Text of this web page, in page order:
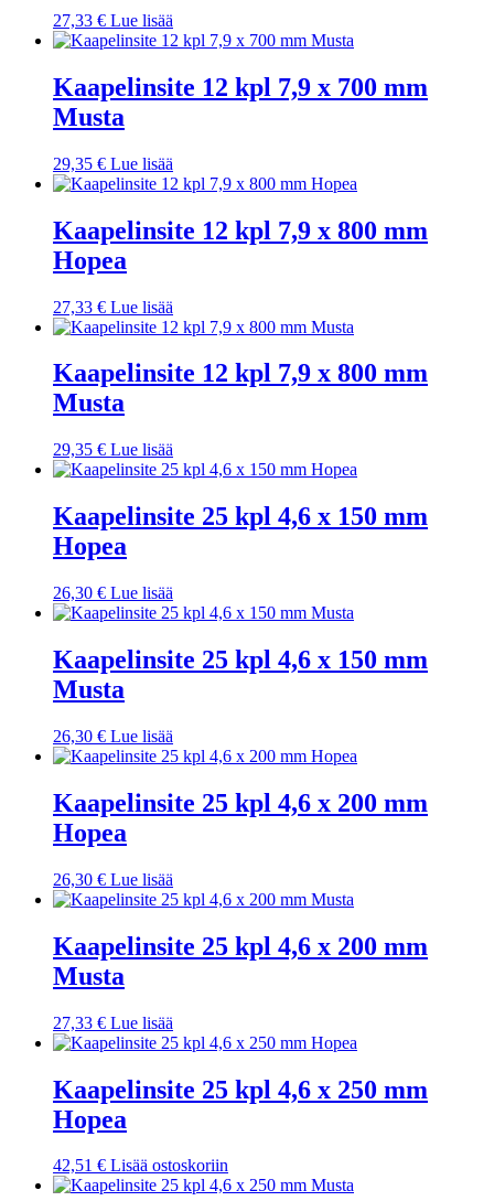
27,33 € Lue lisää
Kaapelinsite 12 kpl 7,9 x 700 mm
Musta
29,35 € Lue lisää
Kaapelinsite 12 kpl 7,9 x 800 mm
Hopea
27,33 € Lue lisää
Kaapelinsite 12 kpl 7,9 x 800 mm
Musta
29,35 € Lue lisää
Kaapelinsite 25 kpl 4,6 x 150 mm
Hopea
26,30 € Lue lisää
Kaapelinsite 25 kpl 4,6 x 150 mm
Musta
26,30 € Lue lisää
Kaapelinsite 25 kpl 4,6 x 200 mm
Hopea
26,30 € Lue lisää
Kaapelinsite 25 kpl 4,6 x 200 mm
Musta
27,33 € Lue lisää
Kaapelinsite 25 kpl 4,6 x 250 mm
Hopea
42,51 € Lisää ostoskoriin